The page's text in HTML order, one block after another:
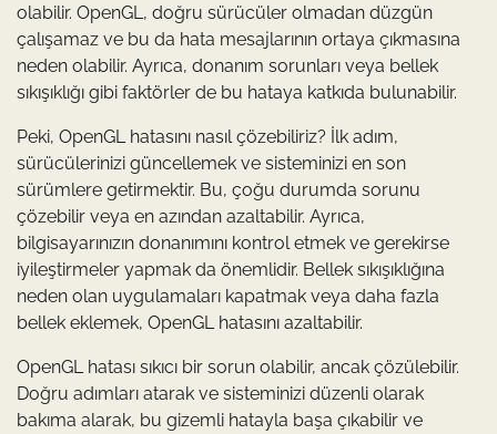
olabilir. OpenGL, doğru sürücüler olmadan düzgün
çalışamaz ve bu da hata mesajlarının ortaya çıkmasına
neden olabilir. Ayrıca, donanım sorunları veya bellek
sıkışıklığı gibi faktörler de bu hataya katkıda bulunabilir.
Peki, OpenGL hatasını nasıl çözebiliriz? İlk adım,
sürücülerinizi güncellemek ve sisteminizi en son
sürümlere getirmektir. Bu, çoğu durumda sorunu
çözebilir veya en azından azaltabilir. Ayrıca,
bilgisayarınızın donanımını kontrol etmek ve gerekirse
iyileştirmeler yapmak da önemlidir. Bellek sıkışıklığına
neden olan uygulamaları kapatmak veya daha fazla
bellek eklemek, OpenGL hatasını azaltabilir.
OpenGL hatası sıkıcı bir sorun olabilir, ancak çözülebilir.
Doğru adımları atarak ve sisteminizi düzenli olarak
bakıma alarak, bu gizemli hatayla başa çıkabilir ve